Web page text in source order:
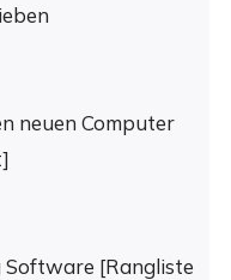
neuen Computer
Software [Rangliste